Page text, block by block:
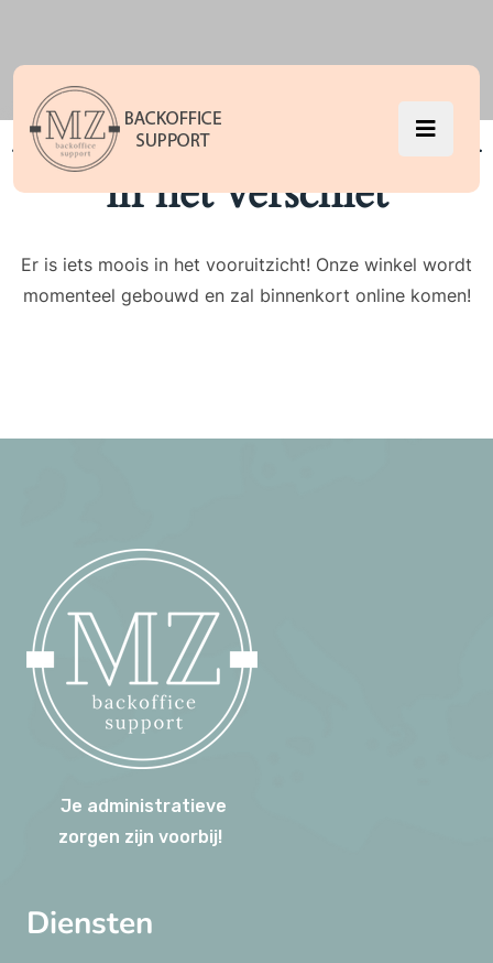
Er zijn geweldige dingen
in het verschiet
Er is iets moois in het vooruitzicht! Onze winkel wordt
momenteel gebouwd en zal binnenkort online komen!
Je administratieve
zorgen zijn voorbij!
Diensten